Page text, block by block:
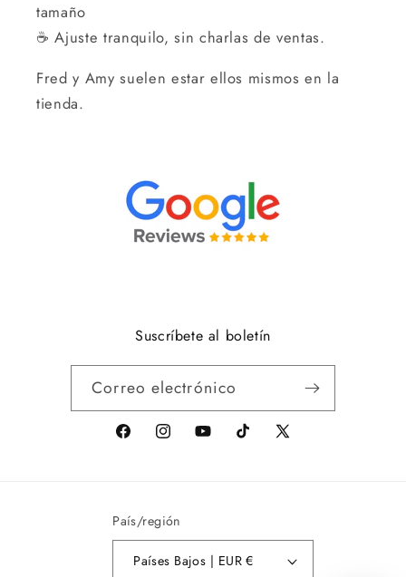
tamaño
☕ Ajuste tranquilo, sin charlas de ventas.
Fred y Amy suelen estar ellos mismos en la
tienda.
Suscríbete al boletín
Correo electrónico
facebookInstagramyoutubetiktok
X
País/región
Países Bajos | EUR €